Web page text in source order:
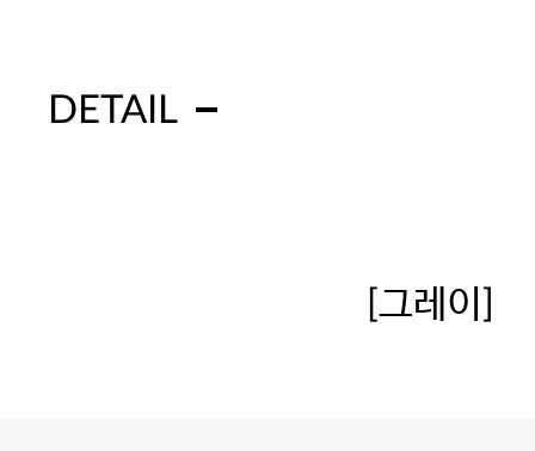
DETAIL
[그레이]